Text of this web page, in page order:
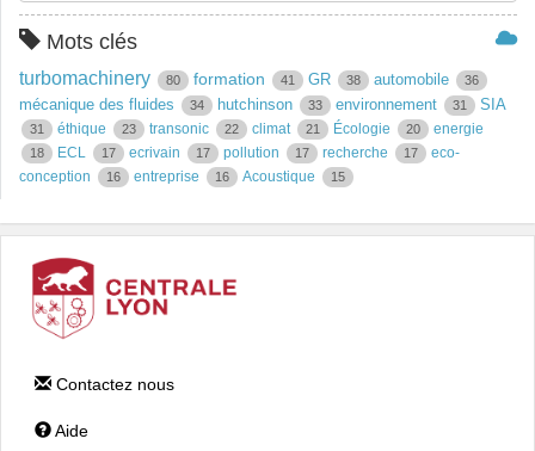
Mots clés
turbomachinery 80 formation 41 GR 38 automobile 36
mécanique des fluides 34 hutchinson 33 environnement 31 SIA
31 éthique 23 transonic 22 climat 21 Écologie 20 energie
18 ECL 17 ecrivain 17 pollution 17 recherche 17
eco-
conception
16 entreprise 16 Acoustique 15
Contactez nous
Aide